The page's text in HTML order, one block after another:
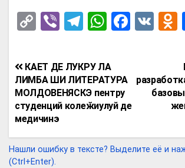
C
py
Li
n
k
Vi
er
T
e
gr
a
m
W
at
s
A
p
p
F
b
o
k
V
Навигация
по
записям
КАЕТ ДЕ ЛУКРУ ЛА
ЛИМБА ШИ ЛИТЕРАТУРА
МОЛДОВЕНЯСКЭ пентру
студенций колеӂиулуй де
медичинэ
Нашли ошибку в тексте? Выделите её и
(Ctrl+Enter).